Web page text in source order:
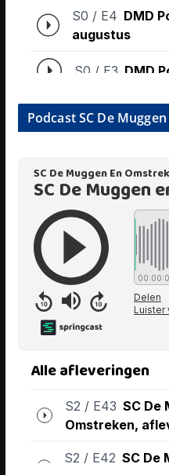
Podcast SC De